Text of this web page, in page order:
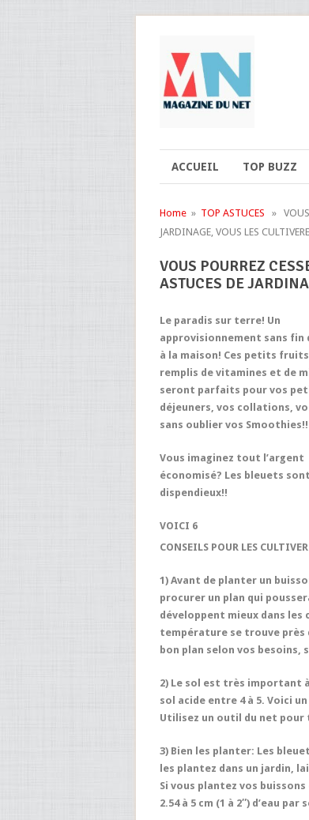
ACCUEIL TOP BUZZ
Home » TOP ASTUCES » VOUS
JARDINAGE, VOUS LES
VOUS POURREZ
ASTUCES DE
Le paradis sur terre! Un
approvisionnement sans fin
à la maison! Ces petits
remplis de vitamines et de
seront parfaits pour vos
déjeuners, vos collations,
sans oublier vos Smoothies!!
Vous imaginez tout l’argent
économisé? Les bleuets
dispendieux!!
VOICI 6
CONSEILS POUR LES
1) Avant de planter un
procurer un plan qui
développent mieux dans les
température se trouve
bon plan selon vos besoins,
2) Le sol est très important
sol acide entre 4 à 5. Voici
Utilisez un outil du net pour
3) Bien les planter: Les
les plantez dans un jardin,
Si vous plantez vos
2.54 à 5 cm (1 à 2″) d’eau par